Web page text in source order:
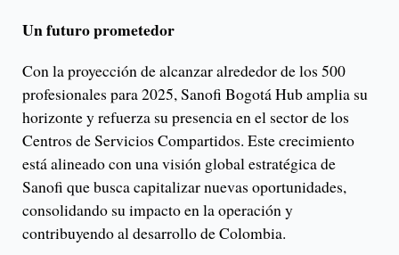
Un futuro prometedor
Con la proyección de alcanzar alrededor de los 500
profesionales para 2025, Sanofi Bogotá Hub amplia su
horizonte y refuerza su presencia en el sector de los
Centros de Servicios Compartidos. Este crecimiento
está alineado con una visión global estratégica de
Sanofi que busca capitalizar nuevas oportunidades,
consolidando su impacto en la operación y
contribuyendo al desarrollo de Colombia.